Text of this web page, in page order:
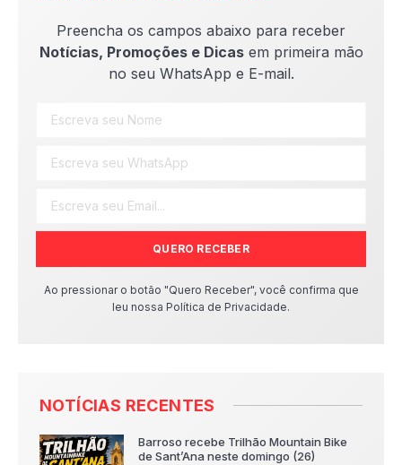
Preencha os campos abaixo para receber
Notícias, Promoções e Dicasem primeira mão
no seu WhatsApp e E-mail.
QUERO RECEBER
Ao pressionar o botão "Quero Receber", você confirma que
leu nossa Política de Privacidade.
NOTÍCIAS RECENTES
Barroso recebe Trilhão Mountain Bike
de Sant’Ana neste domingo (26)